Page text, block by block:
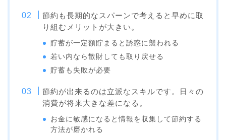
節約も長期的なスパーンで考えると早めに取
り組むメリットが大きい。
貯蓄が一定額貯まると誘惑に襲われる
若い内なら散財しても取り戻せる
貯蓄も失敗が必要
節約が出来るのは立派なスキルです。日々の
消費が将来大きな差になる。
お金に敏感になると情報を収集して節約する
方法が磨かれる